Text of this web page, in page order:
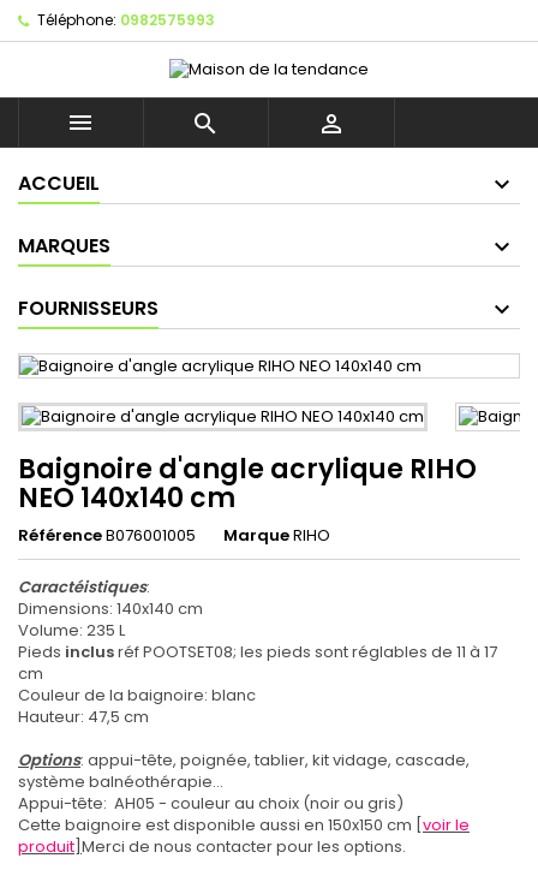
Téléphone: 0982575993
  
ACCUEIL
MARQUES
FOURNISSEURS
Baignoire d'angle acrylique RIHO
NEO 140x140 cm
RéférenceB076001005 MarqueRIHO
Caractéistiques:
Dimensions: 140x140 cm
Volume: 235 L
Pieds inclusréf POOTSET08; les pieds sont réglables de 11 à 17
cm
Couleur de la baignoire: blanc
Hauteur: 47,5 cm
Options: appui-tête, poignée, tablier, kit vidage, cascade,
système balnéothérapie...
Appui-tête: AH05 - couleur au choix (noir ou gris)
Cette baignoire est disponible aussi en 150x150 cm [voir le
produit]Merci de nous contacter pour les options.